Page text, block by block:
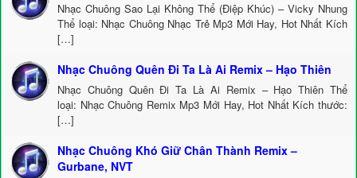
Nhạc Chuông Sao Lại Không Thể (Điệp Khúc) – Vicky Nhung
Thể loại: Nhạc Chuông Nhạc Trẻ Mp3 Mới Hay, Hot Nhất Kích
[…]
Nhạc Chuông Quên Đi Ta Là Ai Remix – Hạo Thiên
Nhạc Chuông Quên Đi Ta Là Ai Remix – Hạo Thiên Thể
loại: Nhạc Chuông Remix Mp3 Mới Hay, Hot Nhất Kích thước:
[…]
Nhạc Chuông Khó Giữ Chân Thành Remix –
Gurbane, NVT